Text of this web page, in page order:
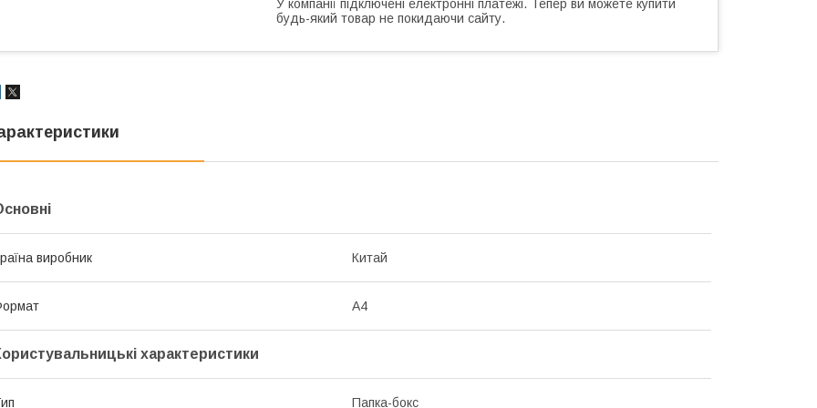
У компанії підключені електронні платежі. Тепер ви можете купити
будь-який товар не покидаючи сайту.
виробник Китай
A4
характеристики
Папка-бокс